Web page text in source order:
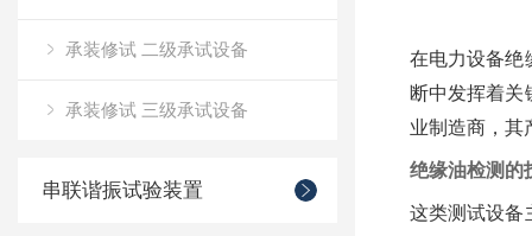
承装修试 二级承试设备
承装修试 三级承试设备
串联谐振试验装置
在电力设备绝
断中发挥着
业制造商，其
绝缘油检测的
这类测试设备